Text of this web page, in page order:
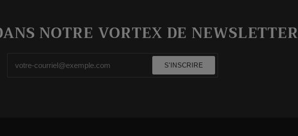
NOTRE VORTEX DE NEWSLETTER
S'INSCRIRE